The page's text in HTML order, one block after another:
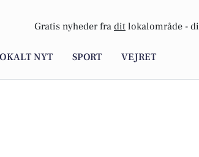
Gratis nyheder fra dit lokalområde -
NYT SPORT VEJRET